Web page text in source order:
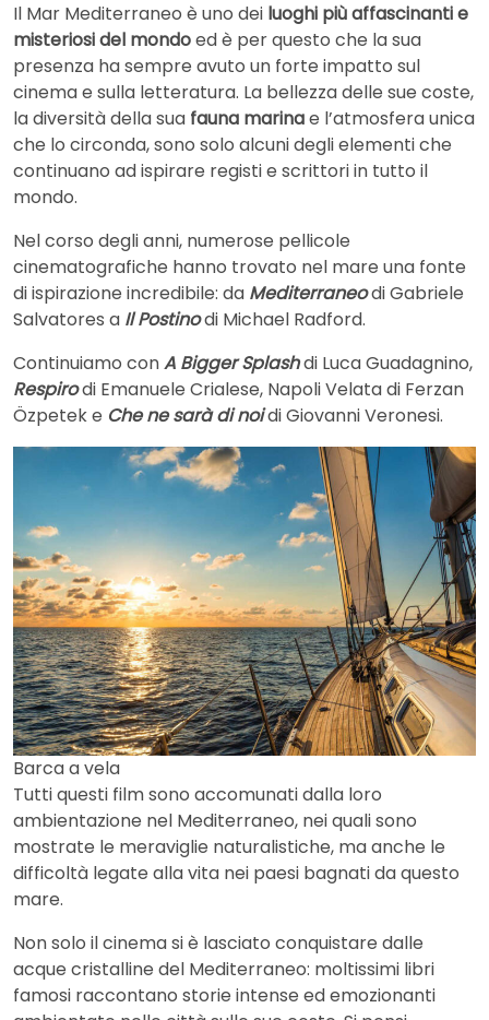
Il Mar Mediterraneo è uno dei luoghi più affascinanti e
misteriosi del mondoed è per questo che la sua
presenza ha sempre avuto un forte impatto sul
cinema e sulla letteratura. La bellezza delle sue coste,
la diversità della sua fauna marinae l’atmosfera unica
che lo circonda, sono solo alcuni degli elementi che
continuano ad ispirare registi e scrittori in tutto il
mondo.
Nel corso degli anni, numerose pellicole
cinematografiche hanno trovato nel mare una fonte
di ispirazione incredibile: da Mediterraneodi Gabriele
Salvatores a Il Postinodi Michael Radford.
Continuiamo conA Bigger Splashdi Luca Guadagnino,
Respirodi Emanuele Crialese, Napoli Velata di Ferzan
Özpetek e Che ne sarà di noidi Giovanni Veronesi.
Barca a vela
Tutti questi film sono accomunati dalla loro
ambientazione nel Mediterraneo, nei quali sono
mostrate le meraviglie naturalistiche, ma anche le
difficoltà legate alla vita nei paesi bagnati da questo
mare.
Non solo il cinema si è lasciato conquistare dalle
acque cristalline del Mediterraneo: moltissimi libri
famosi raccontano storie intense ed emozionanti